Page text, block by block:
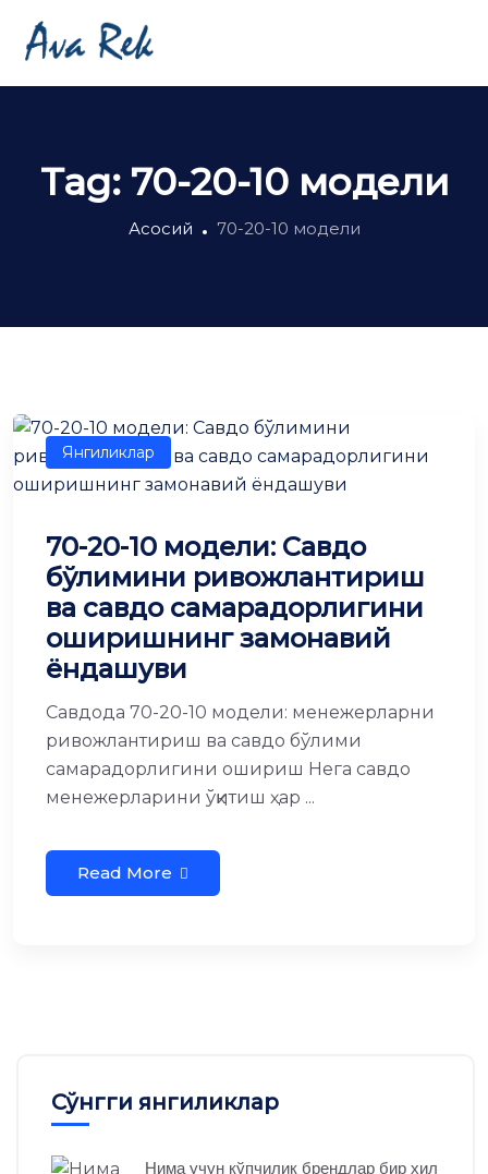
Tag: 70-20-10 модели
Асосий 70-20-10 модели
Янгиликлар
70-20-10 модели: Савдо
бўлимини ривожлантириш
ва савдо самарадорлигини
оширишнинг замонавий
ёндашуви
Савдода 70-20-10 модели: менежерларни
ривожлантириш ва савдо бўлими
самарадорлигини ошириш Нега савдо
менежерларини ўқитиш ҳар ...
Read More
Сўнгги янгиликлар
Нима учун кўпчилик брендлар бир хил